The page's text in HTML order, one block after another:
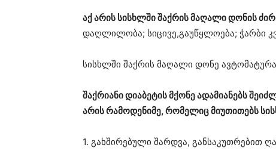
აქ არის სისხლში შაქრის მაღალი დონის
დაღლილობა; სიცივე,გაუწყლოება; ჭარბი
სისხლში შაქრის მაღალი დონე
შაქრიანი დიაბეტის მქონე ადამიანებს
არის რამოდენიმე, რომელიც მიუთითებს
1. გახშირებული შარდვა, განსაკუთრებით